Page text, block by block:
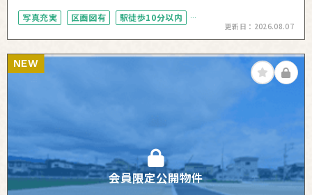
写真充実 区画図有
駅徒歩10分以内
更新日： 2026.08.07
会員限定公開物件
NEW